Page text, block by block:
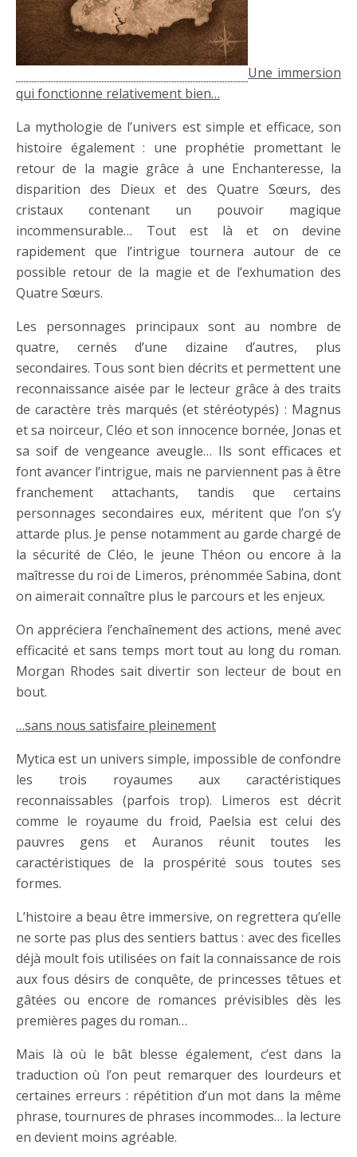
Une immersion
qui fonctionne relativement bien…
La mythologie de l’univers est simple et efficace, son
histoire également : une prophétie promettant le
retour de la magie grâce à une Enchanteresse, la
disparition des Dieux et des Quatre Sœurs, des
cristaux contenant un pouvoir magique
incommensurable… Tout est là et on devine
rapidement que l’intrigue tournera autour de ce
possible retour de la magie et de l’exhumation des
Quatre Sœurs.
Les personnages principaux sont au nombre de
quatre, cernés d’une dizaine d’autres, plus
secondaires. Tous sont bien décrits et permettent une
reconnaissance aisée par le lecteur grâce à des traits
de caractère très marqués (et stéréotypés) : Magnus
et sa noirceur, Cléo et son innocence bornée, Jonas et
sa soif de vengeance aveugle… Ils sont efficaces et
font avancer l’intrigue, mais ne parviennent pas à être
franchement attachants, tandis que certains
personnages secondaires eux, méritent que l’on s’y
attarde plus. Je pense notamment au garde chargé de
la sécurité de Cléo, le jeune Théon ou encore à la
maîtresse du roi de Limeros, prénommée Sabina, dont
on aimerait connaître plus le parcours et les enjeux.
On appréciera l’enchaînement des actions, mené avec
efficacité et sans temps mort tout au long du roman.
Morgan Rhodes sait divertir son lecteur de bout en
bout.
…sans nous satisfaire pleinement
Mytica est un univers simple, impossible de confondre
les trois royaumes aux caractéristiques
reconnaissables (parfois trop). Limeros est décrit
comme le royaume du froid, Paelsia est celui des
pauvres gens et Auranos réunit toutes les
caractéristiques de la prospérité sous toutes ses
formes.
L’histoire a beau être immersive, on regrettera qu’elle
ne sorte pas plus des sentiers battus : avec des ficelles
déjà moult fois utilisées on fait la connaissance de rois
aux fous désirs de conquête, de princesses têtues et
gâtées ou encore de romances prévisibles dès les
premières pages du roman…
Mais là où le bât blesse également, c’est dans la
traduction où l’on peut remarquer des lourdeurs et
certaines erreurs : répétition d’un mot dans la même
phrase, tournures de phrases incommodes… la lecture
en devient moins agréable.